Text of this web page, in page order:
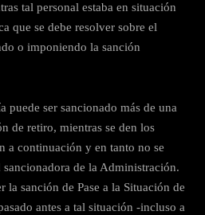
tal personal estaba en situación
que se debe resolver sobre el
o imponiendo la sanción
puede ser sancionado más de una
de retiro, mientras se den los
a continuación y en tanto no se
de la Administración.
la sanción de Pase a la Situación de
antes a tal situación -incluso a